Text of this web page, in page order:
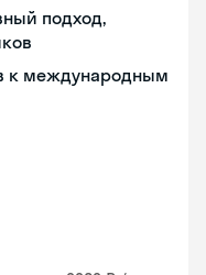
подход,
к международным